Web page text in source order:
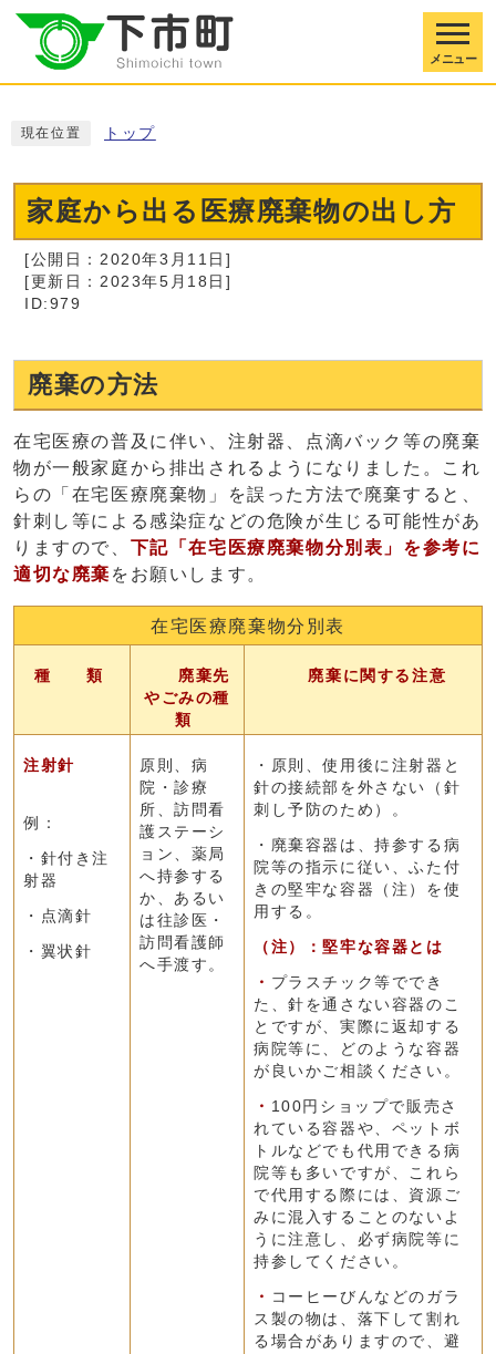
メニュー
現在位置 トップ
家庭から出る医療廃棄物の出し方
[公開日：2020年3月11日]
[更新日：2023年5月18日]
ID:979
廃棄の方法
在宅医療の普及に伴い、注射器、点滴バック等の廃棄
物が一般家庭から排出されるようになりました。これ
らの「在宅医療廃棄物」を誤った方法で廃棄すると、
針刺し等による感染症などの危険が生じる可能性があ
りますので、 下記「在宅医療廃棄物分別表」を参考に
適切な廃棄 をお願いします。
在宅医療廃棄物分別表
種 類
廃棄先
やごみの種
類
廃棄に関する注意
注射針
例：
・針付き注
射器
・点滴針
・翼状針
原則、病
院・診療
所、訪問看
護ステーシ
ョン、薬局
へ持参する
か、あるい
は往診医・
訪問看護師
へ手渡す。
・原則、使用後に注射器と
針の接続部を外さない（針
刺し予防のため）。
・廃棄容器は、持参する病
院等の指示に従い、ふた付
きの堅牢な容器（注）を使
用する。
（注）：堅牢な容器とは
・ プラスチック等ででき
た、針を通さない容器のこ
とですが、実際に返却する
病院等に、どのような容器
が良いかご相談ください。
・ 100円ショップで販売さ
れている容器や、ペットボ
トルなどでも代用できる病
院等も多いですが、これら
で代用する際には、資源ご
みに混入することのないよ
うに注意し、必ず病院等に
持参してください。
・ コーヒーびんなどのガラ
ス製の物は、落下して割れ
る場合がありますので、避